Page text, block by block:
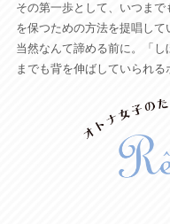
その第一歩として、いつま
を保つための方法を提唱し
当然なんて諦める前に。「
までも背を伸ばしていられる